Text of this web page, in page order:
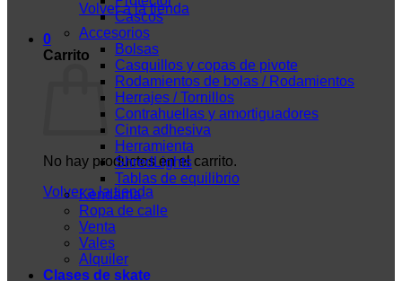
Volver a la tienda
0
Carrito
No hay productos en el carrito.
Volver a la tienda
Cascos
Accesorios
Bolsas
Casquillos y copas de pivote
Rodamientos de bolas / Rodamientos
Herrajes / Tornillos
Contrahuellas y amortiguadores
Cinta adhesiva
Herramienta
ShredLights
Tablas de equilibrio
Kendama
Ropa de calle
Venta
Vales
Alquiler
Clases de skate